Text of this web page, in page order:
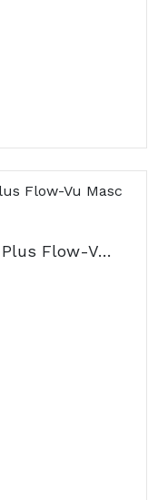
Aerochamber Plus Flow-Vu Masc Peq 2 108507